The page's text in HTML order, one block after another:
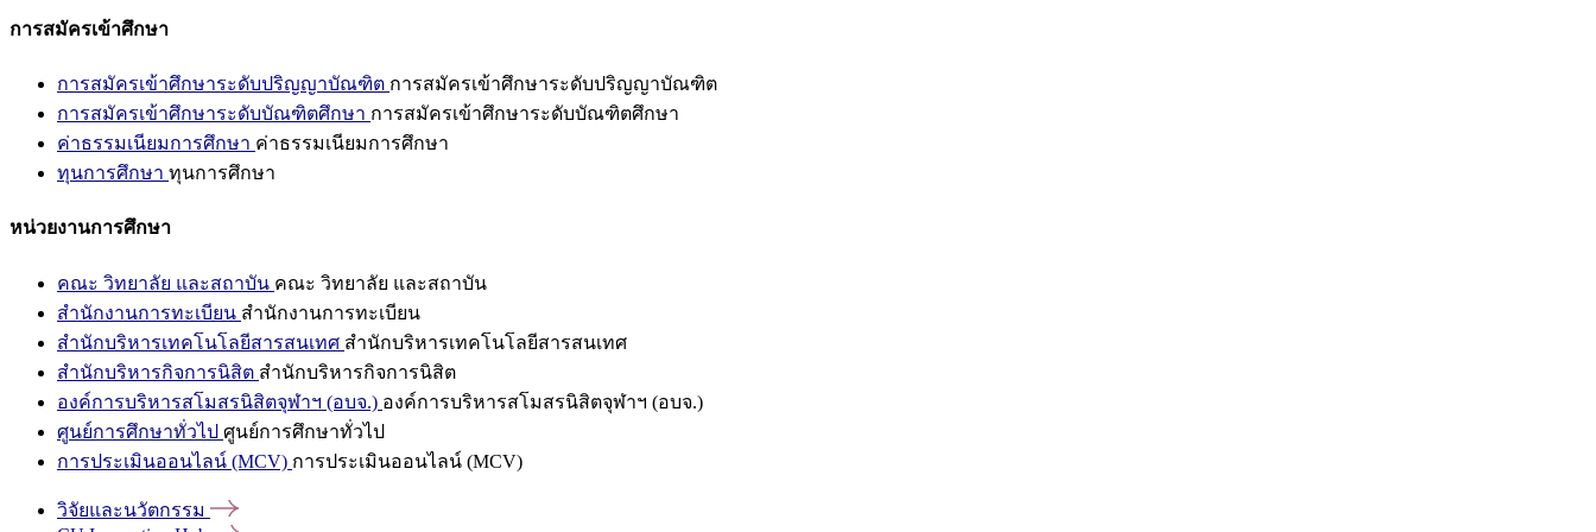
การสมัครเข้าศึกษา
การสมัครเข้าศึกษาระดับปริญญาบัณฑิต การสมัครเข้าศึกษาระดับปริญญาบัณฑิต
การสมัครเข้าศึกษาระดับบัณฑิตศึกษา การสมัครเข้าศึกษาระดับบัณฑิตศึกษา
ค่าธรรมเนียมการศึกษา ค่าธรรมเนียมการศึกษา
ทุนการศึกษา ทุนการศึกษา
หน่วยงานการศึกษา
คณะ วิทยาลัย และสถาบัน คณะ วิทยาลัย และสถาบัน
สำนักงานการทะเบียน สำนักงานการทะเบียน
สำนักบริหารเทคโนโลยีสารสนเทศ สำนักบริหารเทคโนโลยีสารสนเทศ
สำนักบริหารกิจการนิสิต สำนักบริหารกิจการนิสิต
องค์การบริหารสโมสรนิสิตจุฬาฯ (อบจ.) องค์การบริหารสโมสรนิสิตจุฬาฯ (อบจ.)
ศูนย์การศึกษาทั่วไป ศูนย์การศึกษาทั่วไป
การประเมินออนไลน์ (MCV) การประเมินออนไลน์ (MCV)
วิจัยและนวัตกรรม